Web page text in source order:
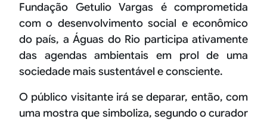
Fundação Getulio Vargas é comprometida
com o desenvolvimento social e econômico
do país, a Águas do Rio participa ativamente
das agendas ambientais em prol de uma
sociedade mais sustentável e consciente.
O público visitante irá se deparar, então, com
uma mostra que simboliza, segundo o curador